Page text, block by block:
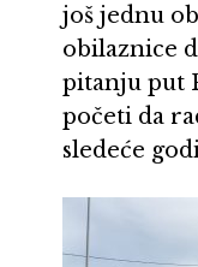
još jednu
obilaznice
pitanju put
početi da
sledeće